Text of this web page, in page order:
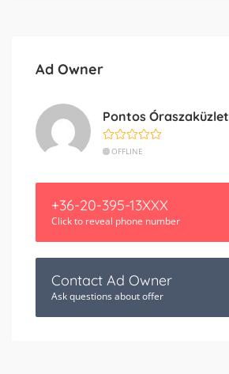
Ad Owner
Pontos Óraszaküzlet
OFFLINE
+36-20-395-13XXX
Click to reveal phone number
Contact Ad Owner
Ask questions about offer